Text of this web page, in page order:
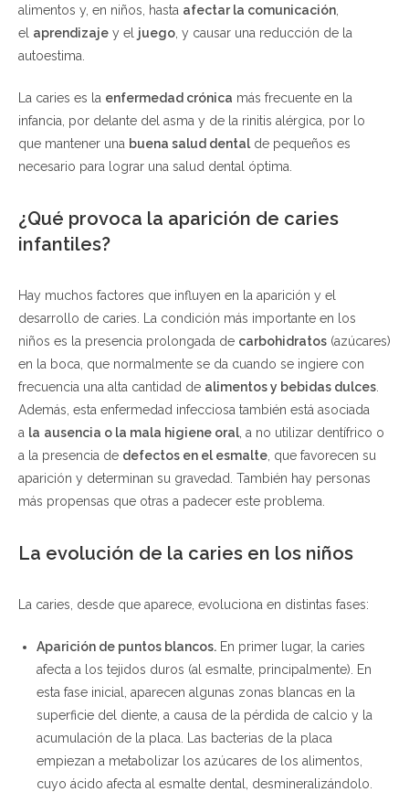
alimentos y, en niños, hasta afectar la comunicación
el aprendizaje y el juego , y causar una reducción de la
autoestima.
La caries es la enfermedad crónica más frecuente en la
infancia, por delante del asma y de la rinitis alérgica, por lo
que mantener una buena salud dental de pequeños es
necesario para lograr una salud dental óptima.
¿Qué provoca la aparición de caries
infantiles?
Hay muchos factores que influyen en la aparición y el
desarrollo de caries. La condición más importante en los
niños es la presencia prolongada de carbohidratos (azúcares)
en la boca, que normalmente se da cuando se ingiere con
frecuencia una alta cantidad de alimentos y bebidas dulces
Además, esta enfermedad infecciosa también está asociada
a la ausencia o la mala higiene oral , a no utilizar dentífrico o
a la presencia de defectos en el esmalte , que favorecen su
aparición y determinan su gravedad. También hay personas
más propensas que otras a padecer este problema.
La evolución de la caries en los niños
La caries, desde que aparece, evoluciona en distintas fases:
Aparición de puntos blancos. En primer lugar, la caries
afecta a los tejidos duros (al esmalte, principalmente). En
esta fase inicial, aparecen algunas zonas blancas en la
superficie del diente, a causa de la pérdida de calcio y la
acumulación de la placa. Las bacterias de la placa
empiezan a metabolizar los azúcares de los alimentos,
cuyo ácido afecta al esmalte dental, desmineralizándolo.